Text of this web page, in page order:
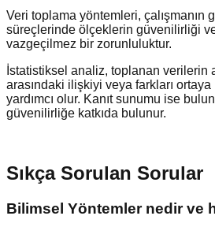
Veri toplama yöntemleri,
süreçlerinde ölçeklerin güvenilirliği
vazgeçilmez bir zorunluluktur.
İstatistiksel analiz, toplanan verilerin
arasındaki ilişkiyi veya farkları
yardımcı olur. Kanıt sunumu ise
güvenilirliğe katkıda bulunur.
Sıkça Sorulan Sorular
Bilimsel Yöntemler nedir ve